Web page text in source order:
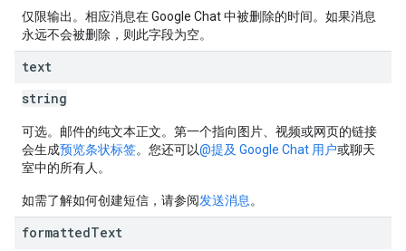
仅限输出。相应消息在 Google Chat 中被删除的时间。如果消息
永远不会被删除，则此字段为空。
text
string
可选。邮件的纯文本正文。第一个指向图片、视频或网页的链接
会生成预览条状标签。您还可以@提及 Google Chat 用户或聊天
室中的所有人。
如需了解如何创建短信，请参阅发送消息 。
formattedText